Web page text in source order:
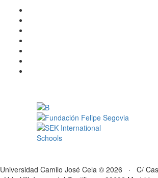
Universidad Camilo José Cela © 2026 · C/